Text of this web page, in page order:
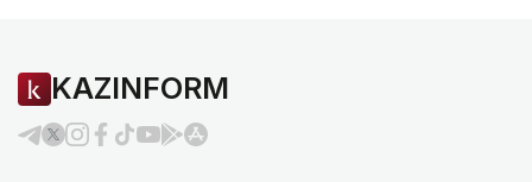
KAZINFORM